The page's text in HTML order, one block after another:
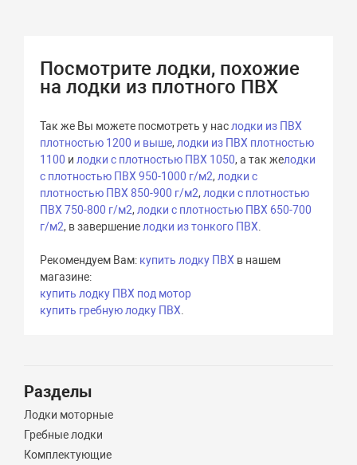
Посмотрите лодки, похожие
на лодки из плотного ПВХ
Так же Вы можете посмотреть у наслодки из ПВХ
плотностью 1200 и выше,лодки из ПВХ плотностью
1100 илодки с плотностью ПВХ 1050, а так желодки
с плотностью ПВХ 950-1000 г/м2,лодки с
плотностью ПВХ 850-900 г/м2,лодки с плотностью
ПВХ 750-800 г/м2,лодки с плотностью ПВХ 650-700
г/м2, в завершениелодки из тонкого ПВХ
Рекомендуем Вам: купить лодку ПВХ в нашем
магазине:
купить лодку ПВХ под мотор
купить гребную лодку ПВХ
Разделы
Лодки моторные
Гребные лодки
Комплектующие